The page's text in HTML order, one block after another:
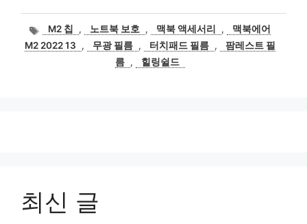
태
그
M2 칩 , 노트북 보호 , 맥북 액세서리 ,
맥북에어
M2 2022 13
, 무광 필름 , 터치패드 필름 ,
팜레스트 필
름 , 힐링쉴드
최신 글